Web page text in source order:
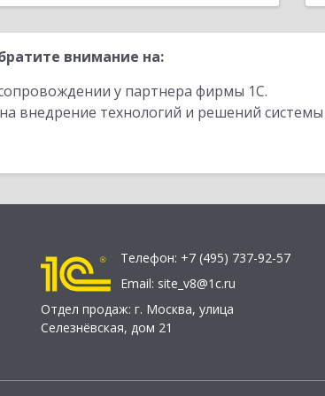
внимание на:
у партнера фирмы 1С.
внедрение технологий и решений
Телефон: +7 (495) 737-92-57
Email: site_v8@1c.ru
Отдел продаж: г. Москва, улица
Селезнёвская, дом 21